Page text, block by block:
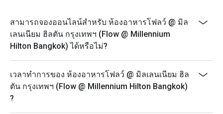
- Friday-Saturday: A La Carte menu start 12.00-4.30 PM
- Sunday: A La Carte menu start 3.00-9.30 PM
* Prices may be changed at any time without further
Christmas, New Year, Valentine’s day etc.)
* Please be on time for your reservation to guarantee
your discount and seating. If you arrive more than 15
สามารถจองออนไลน์สำหรับ ห้องอาหารโฟลว์ @ มิล
เลนเนียม ฮิลตัน กรุงเทพฯ (Flow @ Millennium
Hilton Bangkok) ได้หรือไม่?
เวลาทำการของ ห้องอาหารโฟลว์ @ มิลเลนเนียม ฮิล
ตัน กรุงเทพฯ (Flow @ Millennium Hilton Bangkok)
?